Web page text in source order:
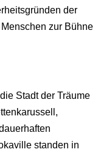
der
zur Bühne
Stadt der Träume
standen in